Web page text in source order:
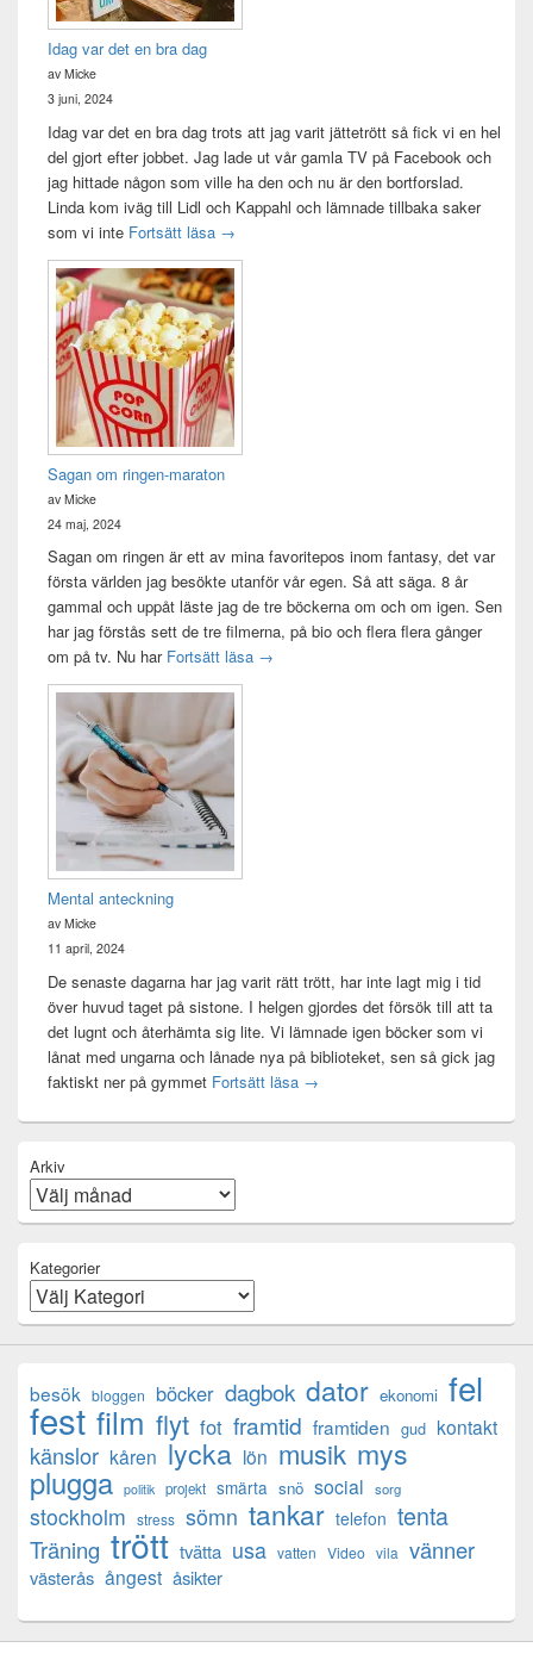
Idag var det en bra dag
av Micke
3 juni, 2024
Idag var det en bra dag trots att jag varit jättetrött så fick vi en hel
del gjort efter jobbet. Jag lade ut vår gamla TV på Facebook och
jag hittade någon som ville ha den och nu är den bortforslad.
Linda kom iväg till Lidl och Kappahl och lämnade tillbaka saker
som vi inte Fortsätt läsa Idag var det en bra dag
→
Sagan om ringen-maraton
av Micke
24 maj, 2024
Sagan om ringen är ett av mina favoritepos inom fantasy, det var
första världen jag besökte utanför vår egen. Så att säga. 8 år
gammal och uppåt läste jag de tre böckerna om och om igen. Sen
har jag förstås sett de tre filmerna, på bio och flera flera gånger
om på tv. Nu har Fortsätt läsa Sagan om ringen-maraton
→
Mental anteckning
av Micke
11 april, 2024
De senaste dagarna har jag varit rätt trött, har inte lagt mig i tid
över huvud taget på sistone. I helgen gjordes det försök till att ta
det lugnt och återhämta sig lite. Vi lämnade igen böcker som vi
lånat med ungarna och lånade nya på biblioteket, sen så gick jag
faktiskt ner på gymmet Fortsätt läsa Mental anteckning
→
Arkiv
Kategorier
besök bloggen böcker dagbok dator ekonomi fel
fest film flyt fot framtid framtiden gud kontakt
känslor kåren lycka lön musik mys
plugga politik projekt smärta snö social sorg
stockholm stress sömn tankar telefon tenta
Träning trött tvätta usa vatten Video vila vänner
västerås ångest åsikter